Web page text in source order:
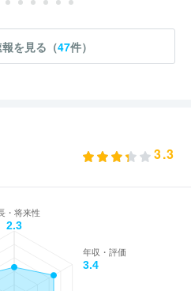
を見る（47件）
3.3
・将来性
2.3
年収・評価
3.4